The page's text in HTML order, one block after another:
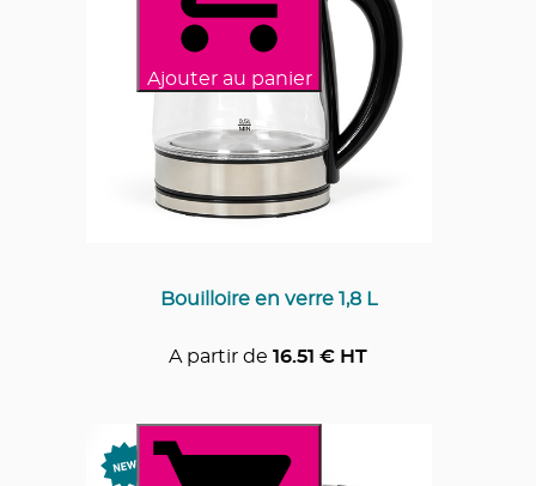
Ajouter au panier
Bouilloire en verre 1,8 L
A partir de 16.51 € HT